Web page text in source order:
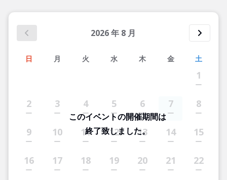
2026年 8 月
日 月 火 水 木 金 土
1
2 3 4 5 6 7 8
9 10 11 12 13 14 15
16 17 18 19 20 21 22
このイベントの開催期間は
終了致しました。